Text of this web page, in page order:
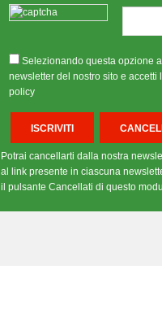
Selezionando questa opzione
newsletter del nostro sito e accetti
policy
Potrai cancellarti dalla nostra
al link presente in ciascuna
il pulsante Cancellati di questo